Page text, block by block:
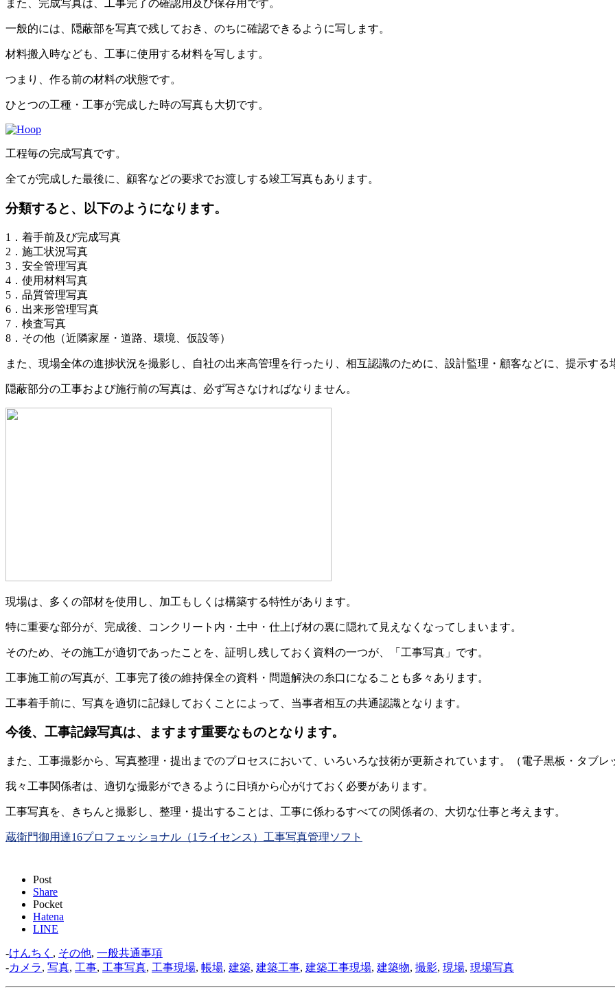
また、完成写真は、工事完了の確認用及び保存用です。
一般的には、隠蔽部を写真で残しておき、のちに確認できるように写します。
材料搬入時なども、工事に使用する材料を写します。
つまり、作る前の材料の状態です。
ひとつの工種・工事が完成した時の写真も大切です。
工程毎の完成写真です。
全てが完成した最後に、顧客などの要求でお渡しする竣工写真もあります。
分類すると、以下のようになります。
1．着手前及び完成写真
2．施工状況写真
3．安全管理写真
4．使用材料写真
5．品質管理写真
6．出来形管理写真
7．検査写真
8．その他（近隣家屋・道路、環境、仮設等）
また、現場全体の進捗状況を撮影し、自社の出来高管理を行ったり、相互認識のために、設計監理・顧客などに、提示す
隠蔽部分の工事および施行前の写真は、必ず写さなければなりません。
現場は、多くの部材を使用し、加工もしくは構築する特性があります。
特に重要な部分が、完成後、コンクリート内・土中・仕上げ材の裏に隠れて見えなくなってしまいます。
そのため、その施工が適切であったことを、証明し残しておく資料の一つが、「工事写真」です。
工事施工前の写真が、工事完了後の維持保全の資料・問題解決の糸口になることも多々あります。
工事着手前に、写真を適切に記録しておくことによって、当事者相互の共通認識となります。
今後、工事記録写真は、ますます重要なものとなります。
また、工事撮影から、写真整理・提出までのプロセスにおいて、いろいろな技術が更新されています。（電子黒板・タブレ
我々工事関係者は、適切な撮影ができるように日頃から心がけておく必要があります。
工事写真を、きちんと撮影し、整理・提出することは、工事に係わるすべての関係者の、大切な仕事と考えます。
蔵衛門御用達16プロフェッショナル（1ライセンス）工事写真管理ソフト
Post
Share
Pocket
Hatena
LINE
-けんちく , その他, 一般共通事項
-カメラ, 写真, 工事, 工事写真, 工事現場, 帳場, 建築, 建築工事, 建築工事現場, 建築物, 撮影, 現場, 現場写真